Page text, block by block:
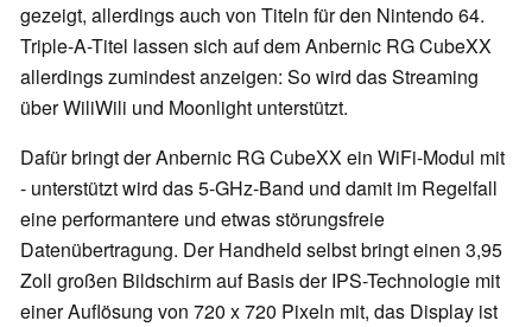
gezeigt, allerdings auch von Titeln für den Nintendo 64.
Triple-A-Titel lassen sich auf dem Anbernic RG CubeXX
allerdings zumindest anzeigen: So wird das Streaming
über WiliWili und Moonlight unterstützt.
Dafür bringt der Anbernic RG CubeXX ein WiFi-Modul mit
- unterstützt wird das 5-GHz-Band und damit im Regelfall
eine performantere und etwas störungsfreie
Datenübertragung. Der Handheld selbst bringt einen 3,95
Zoll großen Bildschirm auf Basis der IPS-Technologie mit
einer Auflösung von 720 x 720 Pixeln mit, das Display ist